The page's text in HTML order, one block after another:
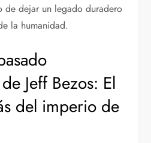
de dejar un legado duradero
la humanidad.
Jeff Bezos: El
del imperio de